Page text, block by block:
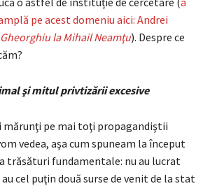
pe acest domeniu aici: Andrei
la Mihail Neamţu). Despre ce
şi mitul privtizării excesive
mărunţi pe mai toţi propagandiştii
vedea, aşa cum spuneam la început
trăsături fundamentale: nu au lucrat
cel puţin două surse de venit de la stat